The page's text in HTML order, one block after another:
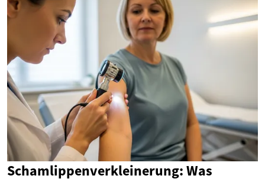
Schamlippenverkleinerung: Was